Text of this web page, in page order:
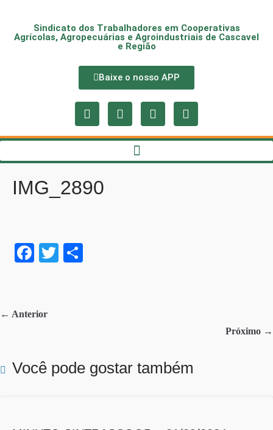
Sindicato dos Trabalhadores em Cooperativas
Agrícolas, Agropecuárias e Agroindustriais de Cascavel
e Região
Baixe o nosso APP
IMG_2890
Fa
ok
T
← Anterior
Próximo →
Você pode gostar também